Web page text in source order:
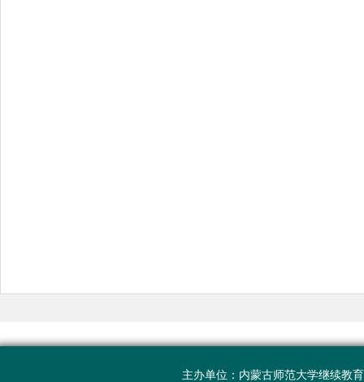
主办单位：内蒙古师范大学继续教